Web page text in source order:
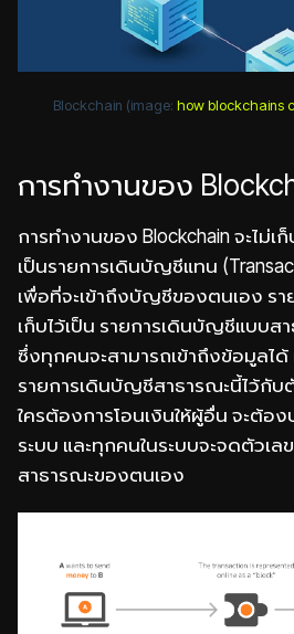
Blockchain (image: how blockchains
การทำงานของ
การทำงานของ Blockchain จะไม่เ
เป็นรายการเดินบัญชีแทน
เพื่อที่จะเข้าถึงบัญชีของตนเอง ร
เก็บไว้เป็น รายการเดินบัญชีแบบส
ซึ่งทุกคนจะสามารถเข้าถึงข้อมูลได้
รายการเดินบัญชีสาธารณะนี้ไว้กับ
ใครต้องการโอนเงินให้ผู้อื่น จะต้อ
ระบบ และทุกคนในระบบจะจดตัวเ
สาธารณะของตนเอง